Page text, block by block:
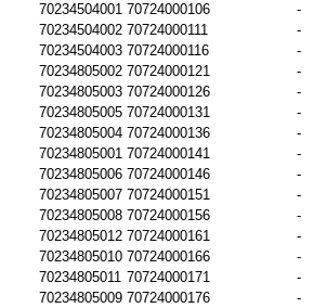
70234504001 70724000106 -
70234504002 70724000111 -
70234504003 70724000116 -
70234805002 70724000121 -
70234805003 70724000126 -
70234805005 70724000131 -
70234805004 70724000136 -
70234805001 70724000141 -
70234805006 70724000146 -
70234805007 70724000151 -
70234805008 70724000156 -
70234805012 70724000161 -
70234805010 70724000166 -
70234805011 70724000171 -
70234805009 70724000176 -